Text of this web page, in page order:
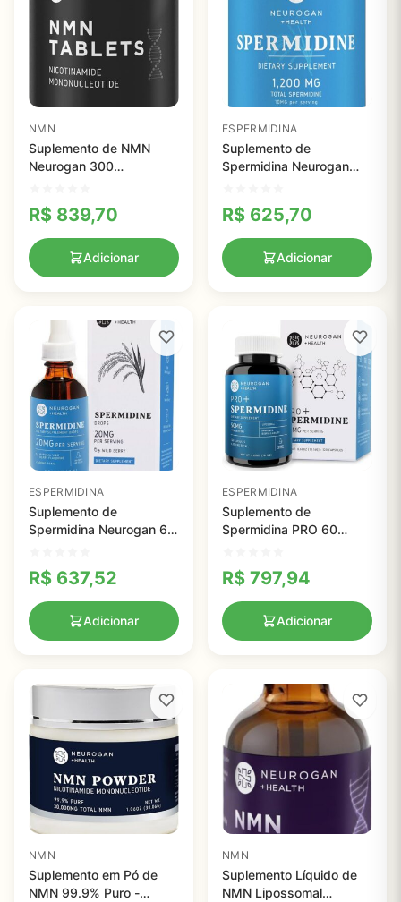
NMN
Suplemento de NMN
Neurogan 300
Foco Mental
R$ 839,70
Adicionar
ESPERMIDINA
Suplemento de
Spermidina Neurogan
Aumento de Energia
R$ 625,70
Adicionar
ESPERMIDINA
Suplemento de
Spermidina Neurogan 60
98% de Pureza
R$ 637,52
Adicionar
ESPERMIDINA
Suplemento de
Spermidina PRO 60
Celular e Envelhecimento
Saudável
R$ 797,94
Adicionar
NMN
Suplemento em Pó de
NMN 99.9% Puro -
NMN
Suplemento Líquido de
NMN Lipossomal